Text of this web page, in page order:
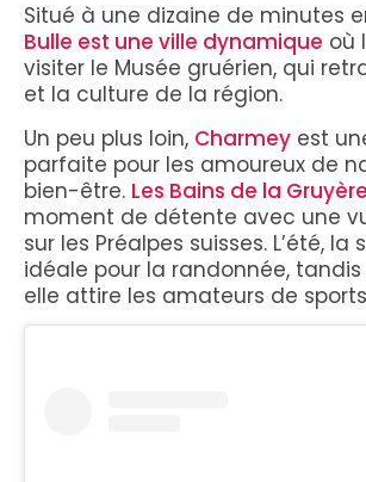
Situé à une dizaine de minutes
Bulle est une ville dynamique où
visiter le Musée gruérien, qui
et la culture de la région.
Un peu plus loin, Charmey est
parfaite pour les amoureux de
bien-être. Les Bains de la Gruyère
moment de détente avec une
sur les Préalpes suisses. L’été, la
idéale pour la randonnée, tandis
elle attire les amateurs de